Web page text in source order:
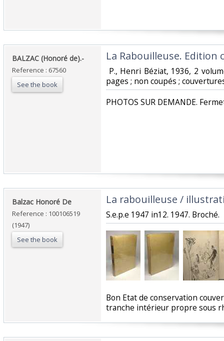
‎BALZAC (Honoré de).-‎
Reference : 67560
See the book
‎La Rabouilleuse. Edition
P., Henri Béziat, 1936, 2
pages ; non coupés ;
‎PHOTOS SUR DEMANDE.
‎Balzac Honoré De‎
Reference : 100106519
(1947)
See the book
‎La rabouilleuse /
‎S.e.p.e 1947 in12. 1947. Broché.‎
‎Bon Etat de conservation
tranche intérieur propre sous